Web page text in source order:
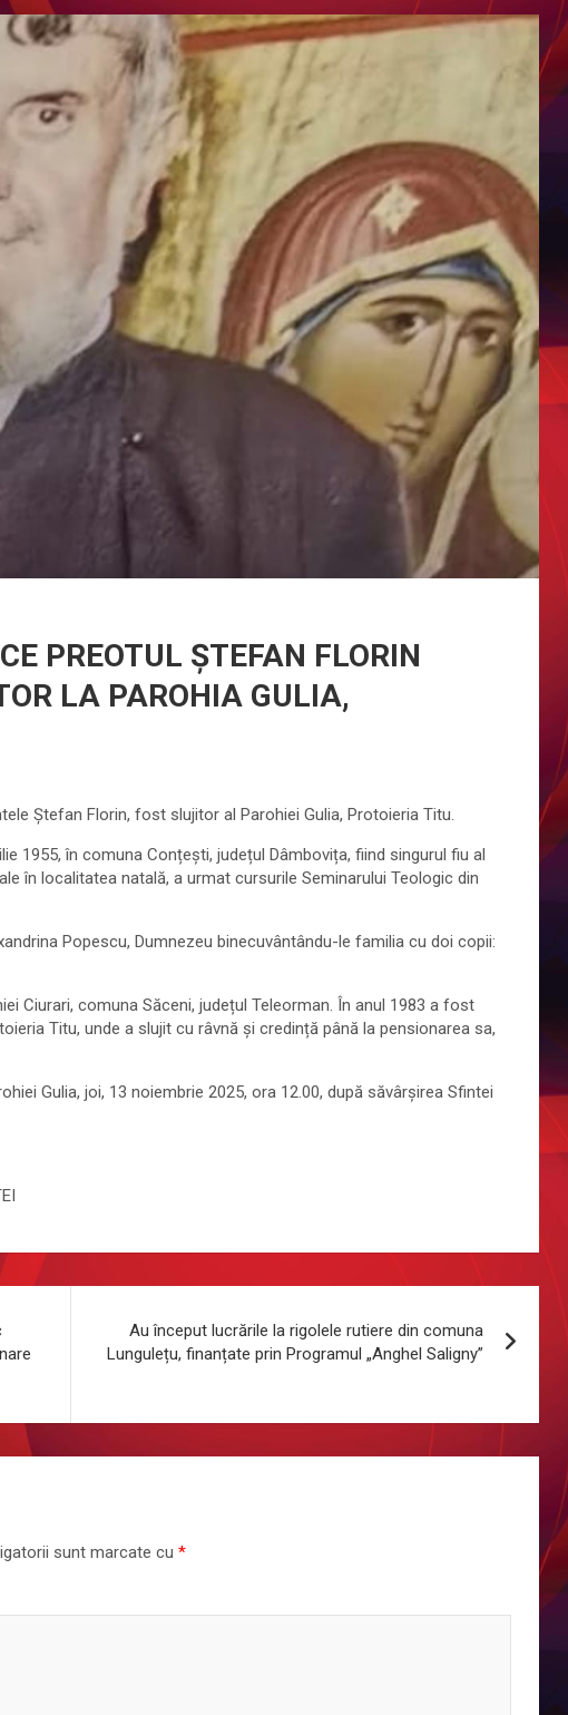
PREOTUL ȘTEFAN FLORIN
LA PAROHIA GULIA,
Ștefan Florin, fost slujitor al Parohiei Gulia, Protoieria Titu.
1955, în comuna Conțești, județul Dâmbovița, fiind singurul fiu al
în localitatea natală, a urmat cursurile Seminarului Teologic din
Popescu, Dumnezeu binecuvântându-le familia cu doi copii:
Ciurari, comuna Săceni, județul Teleorman. În anul 1983 a fost
Titu, unde a slujit cu râvnă și credință până la pensionarea sa,
Gulia, joi, 13 noiembrie 2025, ora 12.00, după săvârșirea Sfintei
Au început lucrările la rigolele rutiere din comuna
Lungulețu, finanțate prin Programul „Anghel Saligny”
sunt marcate cu *